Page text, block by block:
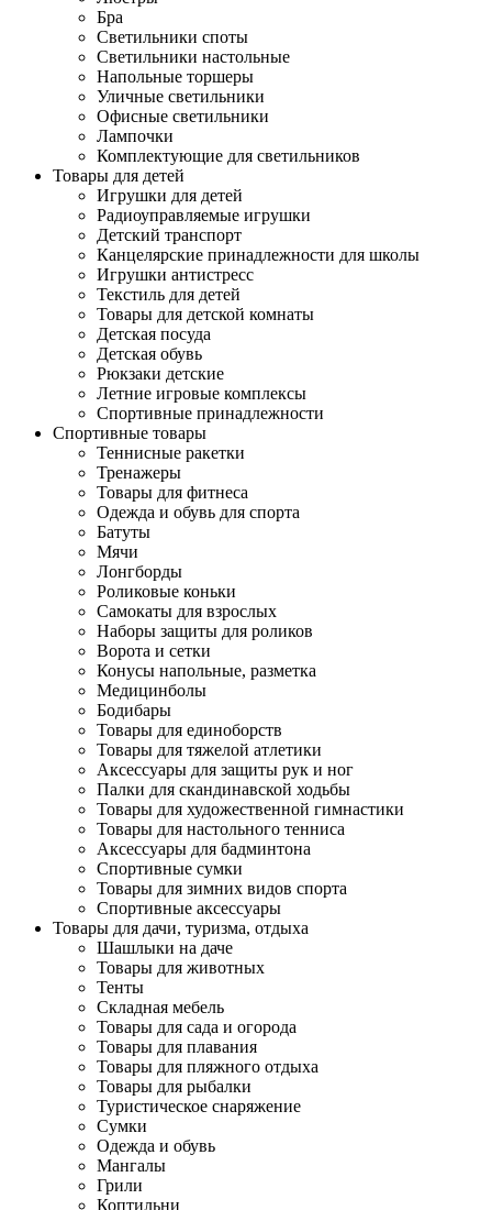
Бра
Светильники споты
Светильники настольные
Напольные торшеры
Уличные светильники
Офисные светильники
Лампочки
Комплектующие для светильников
Товары для детей
Игрушки для детей
Радиоуправляемые игрушки
Детский транспорт
Канцелярские принадлежности для школы
Игрушки антистресс
Текстиль для детей
Товары для детской комнаты
Детская посуда
Детская обувь
Рюкзаки детские
Летние игровые комплексы
Спортивные принадлежности
Спортивные товары
Теннисные ракетки
Тренажеры
Товары для фитнеса
Одежда и обувь для спорта
Батуты
Мячи
Лонгборды
Роликовые коньки
Самокаты для взрослых
Наборы защиты для роликов
Ворота и сетки
Конусы напольные, разметка
Медицинболы
Бодибары
Товары для единоборств
Товары для тяжелой атлетики
Аксессуары для защиты рук и ног
Палки для скандинавской ходьбы
Товары для художественной гимнастики
Товары для настольного тенниса
Аксессуары для бадминтона
Спортивные сумки
Товары для зимних видов спорта
Спортивные аксессуары
Товары для дачи, туризма, отдыха
Шашлыки на даче
Товары для животных
Тенты
Складная мебель
Товары для сада и огорода
Товары для плавания
Товары для пляжного отдыха
Товары для рыбалки
Туристическое снаряжение
Сумки
Одежда и обувь
Мангалы
Грили
Коптильни